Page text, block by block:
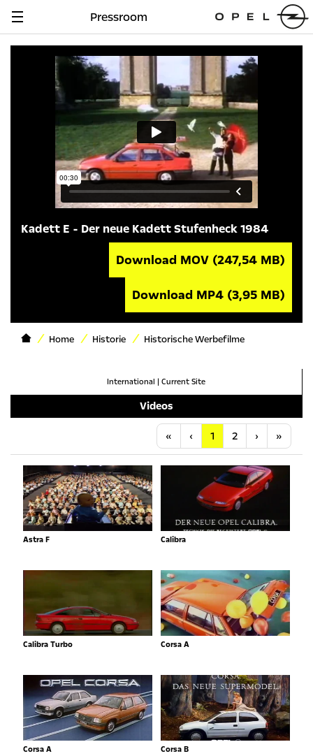
Navigation
Pressroom
Kadett E - Der neue Kadett Stufenheck 1984
Download MOV (247,54 MB)
Download MP4 (3,95 MB)
Home Historie Historische Werbefilme
International | Current Site
Videos
« Anfang
‹ Vorherige
1 2 ›Nächste
»
Astra F Calibra
Calibra Turbo Corsa A
Corsa A Corsa B